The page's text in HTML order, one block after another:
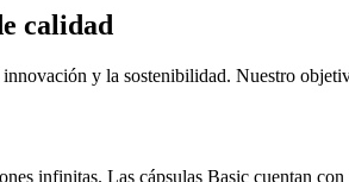
calidad
y la sostenibilidad. Nuestro
infinitas. Las cápsulas Basic cuentan